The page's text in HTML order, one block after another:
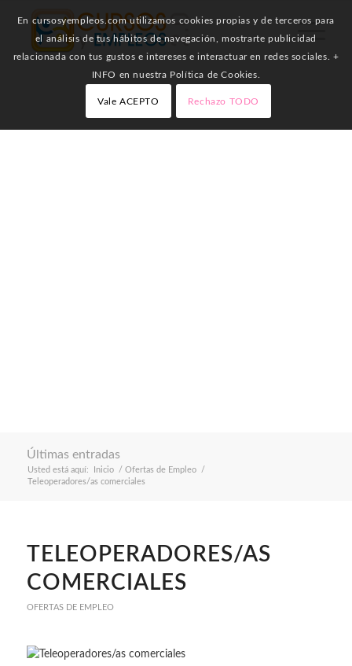
Últimas entradas
Usted está aquí: Inicio / Ofertas de Empleo
/
Teleoperadores/as comerciales
TELEOPERADORES/AS
COMERCIALES
OFERTAS DE EMPLEO
En cursosyempleos.com utilizamos cookies propias y de terceros para
el análisis de tus hábitos de navegación, mostrarte publicidad
relacionada con tus gustos e intereses e interactuar en redes sociales. +
INFO en nuestra Política de Cookies.
Vale ACEPTO Rechazo TODO